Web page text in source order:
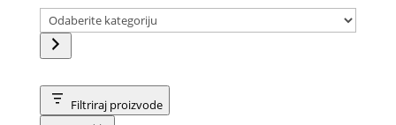
Odaberite
kategoriju
Filtriraj proizvode